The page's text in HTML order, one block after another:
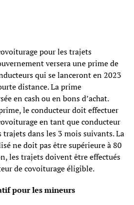
pour les trajets
versera une prime de
qui se lanceront en 2023
distance. La prime
en cash ou en bons d’achat.
le conducteur doit effectuer
en tant que conducteur
trajets dans les 3 mois suivants. La
ne doit pas être supérieure à 80
les trajets doivent être effectués
de covoiturage éligible.
pour les mineurs